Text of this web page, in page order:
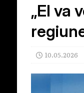
„El va
10.05.2026